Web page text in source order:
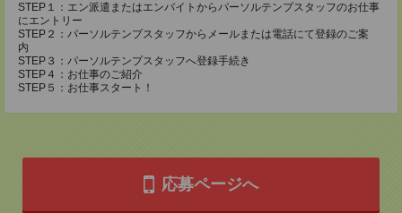
STEP１：エン派遣またはエンバイトからパーソルテンプスタッフのお仕事
にエントリー
STEP２：パーソルテンプスタッフからメールまたは電話にて登録のご案
内
STEP３：パーソルテンプスタッフへ登録手続き
STEP４：お仕事のご紹介
STEP５：お仕事スタート！
応募ページへ